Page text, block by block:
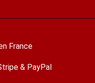
France
& PayPal